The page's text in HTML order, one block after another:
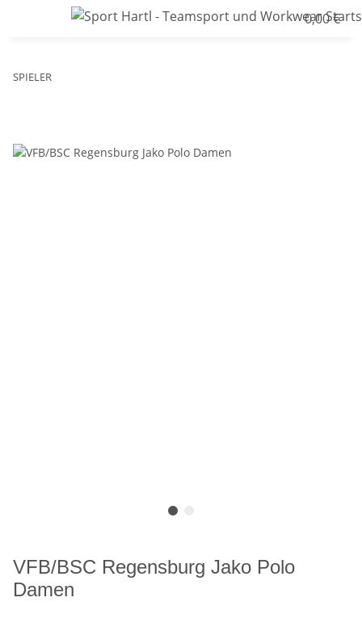
0,00 €
SPIELER
VFB/BSC Regensburg Jako Polo
Damen